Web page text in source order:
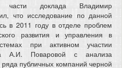
части доклада Владимир
что исследование по данной
в 2011 году в отделе проблем
развития и управления в
при активном участии
А.И. Поваровой с анализа
ряда публичных компаний черной